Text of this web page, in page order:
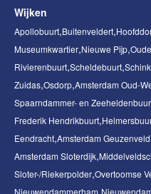
Wijken
Apollobuurt Buitenveldert
Museumkwartier Nieuwe Pijp
Rivierenbuurt Scheldebuurt
Zuidas Osdorp Amsterdam Oud-
Spaarndammer- en
Frederik Hendrikbuurt
Eendracht Amsterdam Geuzenveld
Amsterdam Sloterdijk
Sloter-/Riekerpolder Overtoomse
Nieuwendammerham